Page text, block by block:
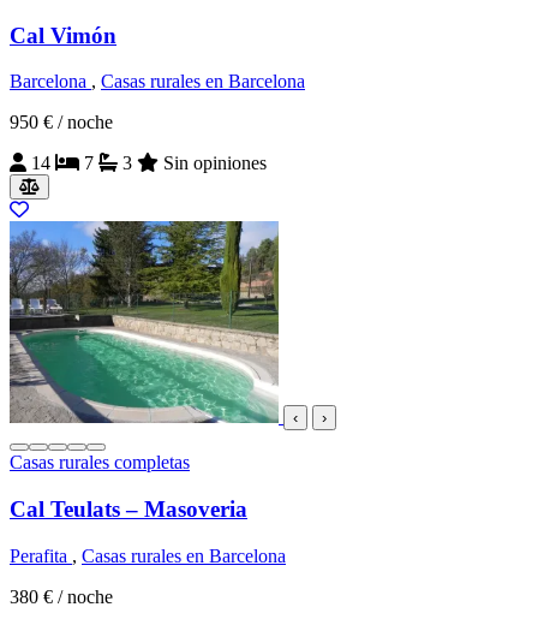
Cal Vimón
Barcelona , Casas rurales en Barcelona
950 € / noche
14
7 3 Sin opiniones
‹ ›
Casas rurales completas
Cal Teulats – Masoveria
Perafita , Casas rurales en Barcelona
380 € / noche